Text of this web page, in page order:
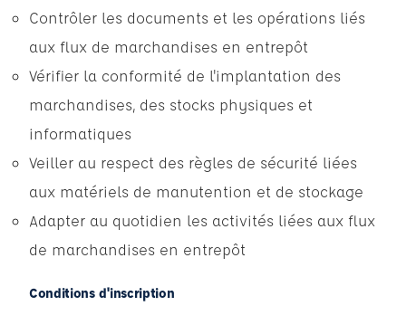
Contrôler les documents et les opérations liés
aux flux de marchandises en entrepôt
Vérifier la conformité de l'implantation des
marchandises, des stocks physiques et
informatiques
Veiller au respect des règles de sécurité liées
aux matériels de manutention et de stockage
Adapter au quotidien les activités liées aux flux
de marchandises en entrepôt
Conditions d'inscription